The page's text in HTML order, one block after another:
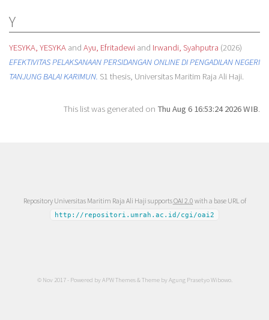
Y
YESYKA, YESYKAand Ayu, Efritadewiand Irwandi, Syahputra (2026)
EFEKTIVITAS PELAKSANAAN PERSIDANGAN ONLINE DI PENGADILAN NEGERI
TANJUNG BALAI KARIMUN. S1 thesis, Universitas Maritim Raja Ali Haji.
This list was generated on Thu Aug 6 16:53:24 2026 WIB.
Repository Universitas Maritim Raja Ali Haji supportsOAI 2.0 with a base URL of
http://repositori.umrah.ac.id/cgi/oai2
© Nov 2017 - Powered byAPW Themes& Theme byAgung Prasetyo Wibowo.